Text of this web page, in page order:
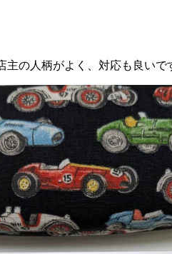
の人柄がよく、対応も良いで